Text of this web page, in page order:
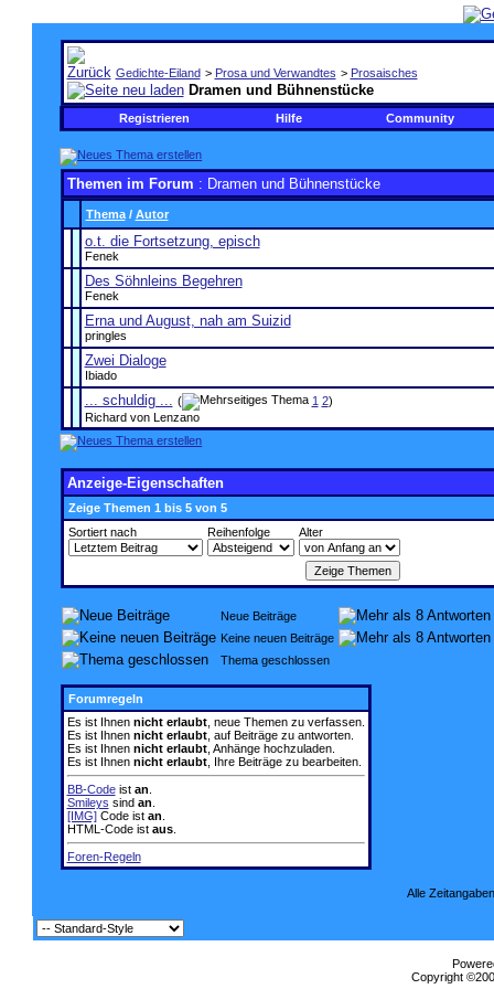
Gedichte-Eiland > Prosa und Verwandtes > Prosaisches
Dramen und Bühnenstücke
Registrieren Hilfe Community
Themen im Forum : Dramen und Bühnenstücke
Thema/ Autor
o.t. die Fortsetzung, episch
Fenek
Des Söhnleins Begehren
Fenek
Erna und August, nah am Suizid
pringles
Zwei Dialoge
Ibiado
... schuldig ... ( 1 2)
Richard von Lenzano
Anzeige-Eigenschaften
Zeige Themen 1 bis 5 von 5
Sortiert nach
Reihenfolge Alter
Neue Beiträge
Keine neuen Beiträge
Thema geschlossen
Forumregeln
Es ist Ihnen nicht erlaubt, neue Themen zu verfassen.
Es ist Ihnen nicht erlaubt, auf Beiträge zu antworten.
Es ist Ihnen nicht erlaubt, Anhänge hochzuladen.
Es ist Ihnen nicht erlaubt, Ihre Beiträge zu bearbeiten.
BB-Codeist an
Smileys sind an
[IMG]Code ist an
HTML-Code ist aus.
Foren-Regeln
Alle
Copyright